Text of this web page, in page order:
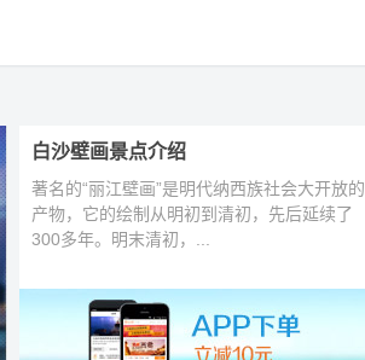
白沙壁画景点介绍
著名的“丽江壁画”是明代纳西族社会大开放的
产物，它的绘制从明初到清初，先后延续了
300多年。明末清初，...